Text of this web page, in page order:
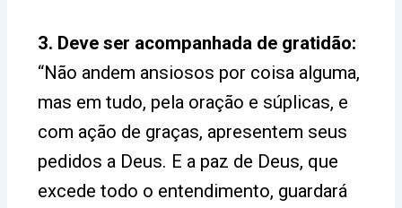
3. Deve ser acompanhada de gratidão:
“Não andem ansiosos por coisa alguma,
mas em tudo, pela oração e súplicas, e
com ação de graças, apresentem seus
pedidos a Deus. E a paz de Deus, que
excede todo o entendimento, guardará